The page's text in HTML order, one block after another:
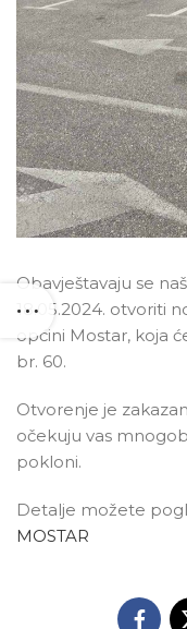
Obavještavaju se
18.05.2024. otvoriti
općini Mostar, koja
br. 60.
Otvorenje je
očekuju vas
pokloni.
Detalje možete
MOSTAR